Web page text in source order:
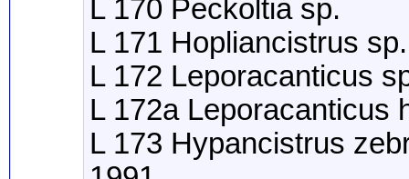
L 170 Peckoltia sp.
L 171 Hopliancistrus sp.
L 172 Leporacanticus
L 172a Leporacanticus
L 173 Hypancistrus